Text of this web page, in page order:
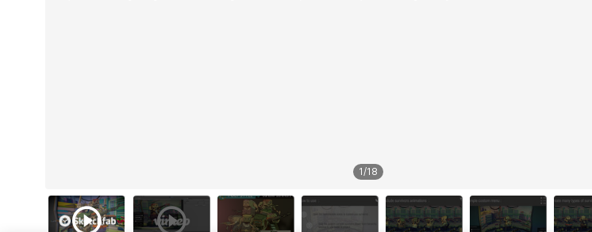
1/18